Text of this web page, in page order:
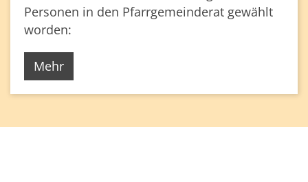
Personen in den Pfarrgemeinderat gewählt
worden:
Mehr